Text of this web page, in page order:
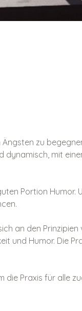
zu
dynamisch, mit
Portion Humor.
an den Prinzipien
und Humor. Die
die Praxis für alle